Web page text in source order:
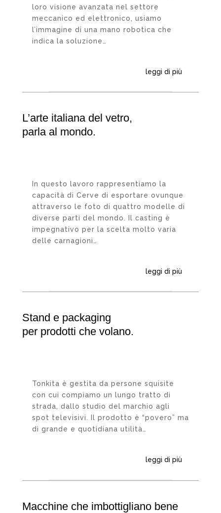
loro visione avanzata nel settore
meccanico ed elettronico, usiamo
l’immagine di una mano robotica che
indica la soluzione…
leggi di più
L’arte italiana del vetro,
parla al mondo.
In questo lavoro rappresentiamo la
capacità di Cerve di esportare ovunque
attraverso le foto di quattro modelle di
diverse parti del mondo. Il casting è
impegnativo per la scelta molto varia
delle carnagioni…
leggi di più
Stand e packaging
per prodotti che volano.
Tonkita è gestita da persone squisite
con cui compiamo un lungo tratto di
strada, dallo studio del marchio agli
spot televisivi. Il prodotto è “povero” ma
di grande e quotidiana utilità…
leggi di più
Macchine che imbottigliano bene